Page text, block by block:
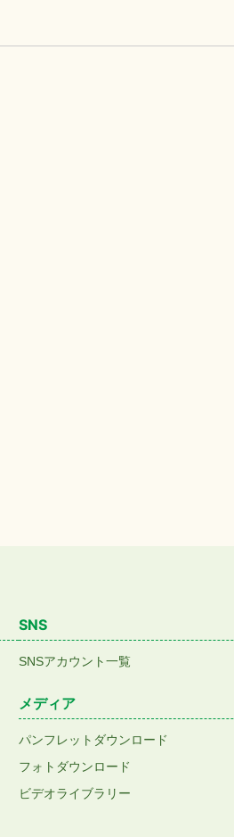
SNS
SNSアカウント一覧
メディア
パンフレットダウンロード
フォトダウンロード
ビデオライブラリー